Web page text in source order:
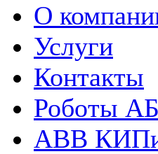
О
Услуги
Контакты
Роботы
ABB